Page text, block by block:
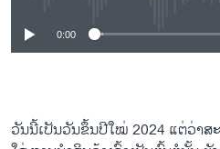
0:00
ວັນນີ້ເປັນວັນຂຶ້ນປີໃໝ່ 2024 ແຕ່ວ່າສ